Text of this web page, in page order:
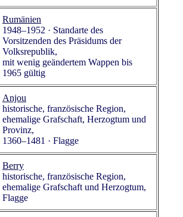
Rumänien
1948–1952 · Standarte des
Vorsitzenden des Präsidums der
Volksrepublik,
mit wenig geändertem Wappen bis
1965 gültig
Anjou
historische, französische Region,
ehemalige Grafschaft, Herzogtum und
Provinz,
1360–1481 · Flagge
Berry
historische, französische Region,
ehemalige Grafschaft und Herzogtum,
Flagge